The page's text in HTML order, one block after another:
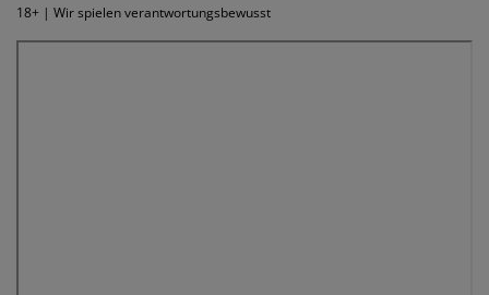
18+ | Wir spielen verantwortungsbewusst